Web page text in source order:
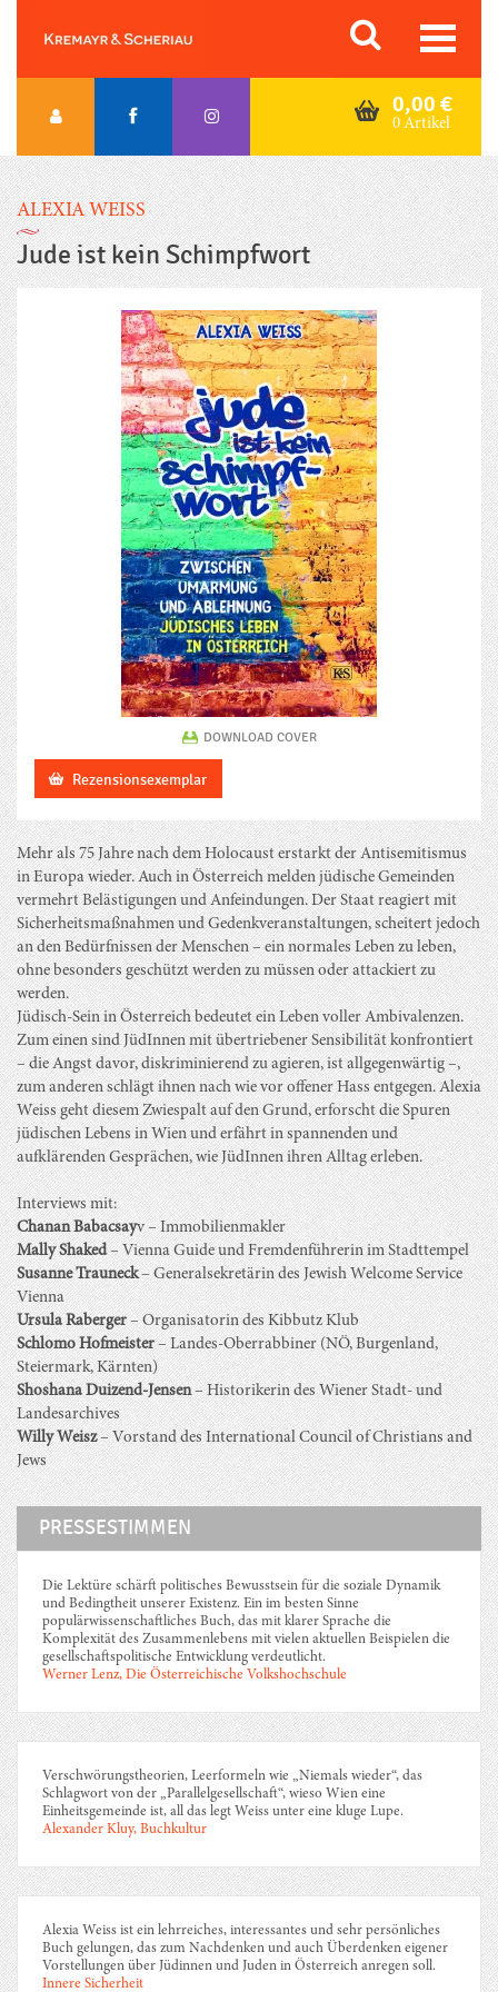
content
Orac K&S
0,00 €
0 Artikel
ALEXIA WEISS
Jude ist kein Schimpfwort
DOWNLOAD COVER
Rezensionsexemplar
Mehr als 75 Jahre nach dem Holocaust erstarkt der Antisemitismus
in Europa wieder. Auch in Österreich melden jüdische Gemeinden
vermehrt Belästigungen und Anfeindungen. Der Staat reagiert mit
Sicherheitsmaßnahmen und Gedenkveranstaltungen, scheitert jedoch
an den Bedürfnissen der Menschen – ein normales Leben zu leben,
ohne besonders geschützt werden zu müssen oder attackiert zu
werden.
Jüdisch-Sein in Österreich bedeutet ein Leben voller Ambivalenzen.
Zum einen sind JüdInnen mit übertriebener Sensibilität konfrontiert
– die Angst davor, diskriminierend zu agieren, ist allgegenwärtig –,
zum anderen schlägt ihnen nach wie vor offener Hass entgegen. Alexia
Weiss geht diesem Zwiespalt auf den Grund, erforscht die Spuren
jüdischen Lebens in Wien und erfährt in spannenden und
aufklärenden Gesprächen, wie JüdInnen ihren Alltag erleben.
Interviews mit:
Chanan Babacsayv – Immobilienmakler
Mally Shaked– Vienna Guide und Fremdenführerin im Stadttempel
Susanne Trauneck– Generalsekretärin des Jewish Welcome Service
Vienna
Ursula Raberger– Organisatorin des Kibbutz Klub
Schlomo Hofmeister– Landes-Oberrabbiner (NÖ, Burgenland,
Steiermark, Kärnten)
Shoshana Duizend-Jensen– Historikerin des Wiener Stadt- und
Landesarchives
Willy Weisz– Vorstand des International Council of Christians and
Jews
PRESSESTIMMEN
Die Lektüre schärft politisches Bewusstsein für die soziale Dynamik
und Bedingtheit unserer Existenz. Ein im besten Sinne
populärwissenschaftliches Buch, das mit klarer Sprache die
Komplexität des Zusammenlebens mit vielen aktuellen Beispielen die
gesellschaftspolitische Entwicklung verdeutlicht.
Werner Lenz, Die Österreichische Volkshochschule
Verschwörungstheorien, Leerformeln wie „Niemals wieder“, das
Schlagwort von der „Parallelgesellschaft“, wieso Wien eine
Einheitsgemeinde ist, all das legt Weiss unter eine kluge Lupe.
Alexander Kluy, Buchkultur
Alexia Weiss ist ein lehrreiches, interessantes und sehr persönliches
Buch gelungen, das zum Nachdenken und auch Überdenken eigener
Vorstellungen über Jüdinnen und Juden in Österreich anregen soll.
Innere Sicherheit